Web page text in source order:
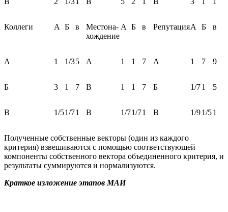
Коллеги А Б в
Местона-
хождение
А Б в РепутацияА Б в
А 1 1/35 А 1 1 7 А 1 7 9
Б 3 1 7 В 1 1 7 Б 1/71 5
В 1/51/71 В 1/71/71 В 1/91/51
Полученные собственные векторы (один из каждого
критерия) взвешиваются с помощью соответствующей
компоненты собственного вектора объединенного критерия, и
результаты суммируются и нормализуются.
Краткое изложение этапов МАИ